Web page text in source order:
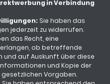
in Verbindung
Sie haben das
jederzeit zu widerrufen.
das Recht, eine
ob betreffende
auf Auskunft über diese
und Kopie der
Vorgaben.